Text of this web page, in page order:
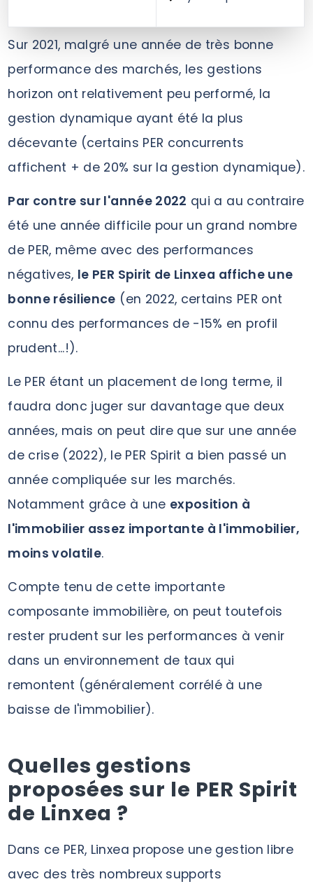
Sur 2021, malgré une année de très bonne
performance des marchés, les gestions
horizon ont relativement peu performé, la
gestion dynamique ayant été la plus
décevante (certains PER concurrents
affichent + de 20% sur la gestion dynamique).
Par contre sur l'année 2022 qui a au contraire
été une année difficile pour un grand nombre
de PER, même avec des performances
négatives, le PER Spirit de Linxea affiche une
bonne résilience (en 2022, certains PER ont
connu des performances de -15% en profil
prudent...!).
Le PER étant un placement de long terme, il
faudra donc juger sur davantage que deux
années, mais on peut dire que sur une année
de crise (2022), le PER Spirit a bien passé un
année compliquée sur les marchés.
Notamment grâce à une exposition à
l'immobilier assez importante à l'immobilier,
moins volatile.
Compte tenu de cette importante
composante immobilière, on peut toutefois
rester prudent sur les performances à venir
dans un environnement de taux qui
remontent (généralement corrélé à une
baisse de l'immobilier).
Quelles gestions
proposées sur le PER Spirit
de Linxea ?
Dans ce PER, Linxea propose une gestion libre
avec des très nombreux supports